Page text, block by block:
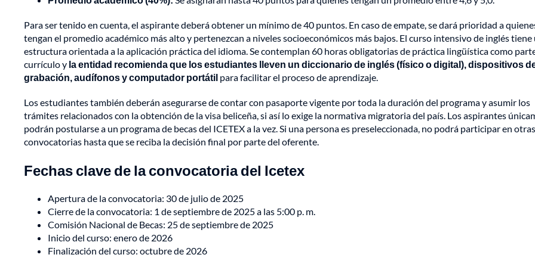
Para ser tenido en cuenta, el aspirante deberá obtener un mínimo de 40 puntos. En caso de empate, se dará prioridad a
tengan el promedio académico más alto y pertenezcan a niveles socioeconómicos más bajos. El curso intensivo de inglés tiene
estructura orientada a la aplicación práctica del idioma. Se contemplan 60 horas obligatorias de práctica lingüística como
currículo y la entidad recomienda que los estudiantes lleven un diccionario de inglés (físico o digital), dispositivos
grabación, audífonos y computador portátil para facilitar el proceso de aprendizaje.
Los estudiantes también deberán asegurarse de contar con pasaporte vigente por toda la duración del programa y asumir los
trámites relacionados con la obtención de la visa beliceña, si así lo exige la normativa migratoria del país. Los aspirantes
podrán postularse a un programa de becas del ICETEX a la vez. Si una persona es preseleccionada, no podrá participar en otras
convocatorias hasta que se reciba la decisión final por parte del oferente.
Fechas clave de la convocatoria del Icetex
Apertura de la convocatoria: 30 de julio de 2025
Cierre de la convocatoria: 1 de septiembre de 2025 a las 5:00 p. m.
Comisión Nacional de Becas: 25 de septiembre de 2025
Inicio del curso: enero de 2026
Finalización del curso: octubre de 2026